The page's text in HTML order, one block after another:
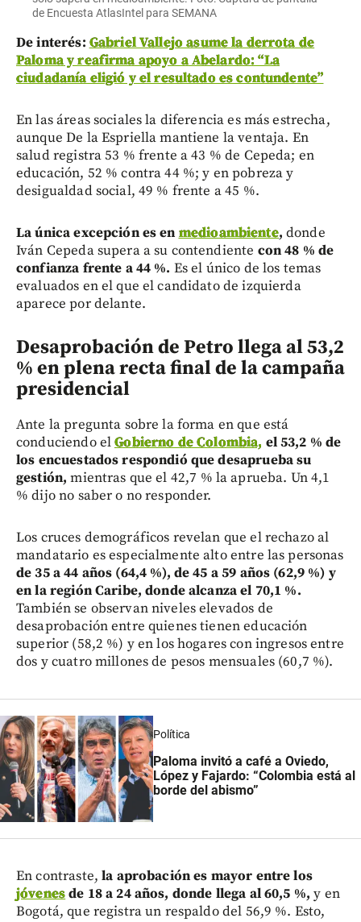
de Encuesta AtlasIntel para SEMANA
De interés:Gabriel Vallejo asume la derrota de
Paloma y reafirma apoyo a Abelardo: “La
ciudadanía eligió y el resultado es contundente”
En las áreas sociales la diferencia es más estrecha,
aunque De la Espriella mantiene la ventaja. En
salud registra 53 % frente a 43 % de Cepeda; en
educación, 52 % contra 44 %; y en pobreza y
desigualdad social, 49 % frente a 45 %.
La única excepción es enmedioambiente,donde
Iván Cepeda supera a su contendiente con 48 % de
confianza frente a 44 %. Es el único de los temas
evaluados en el que el candidato de izquierda
aparece por delante.
Desaprobación de Petro llega al 53,2
% en plena recta final de la campaña
presidencial
Ante la pregunta sobre la forma en que está
conduciendo elGobierno de Colombia, el 53,2 % de
los encuestados respondió que desaprueba su
gestión,mientras que el 42,7 % la aprueba. Un 4,1
% dijo no saber o no responder.
Los cruces demográficos revelan que el rechazo al
mandatario es especialmente alto entre las personas
de 35 a 44 años (64,4 %), de 45 a 59 años (62,9 %) y
en la región Caribe, donde alcanza el 70,1 %.
También se observan niveles elevados de
desaprobación entre quienes tienen educación
superior (58,2 %) y en los hogares con ingresos entre
dos y cuatro millones de pesos mensuales (60,7 %).
Política
Paloma invitó a café a Oviedo,
López y Fajardo: “Colombia está al
borde del abismo”
En contraste,la aprobación es mayor entre los
jóvenesde 18 a 24 años, donde llega al 60,5 %, y en
Bogotá, que registra un respaldo del 56,9 %. Esto,